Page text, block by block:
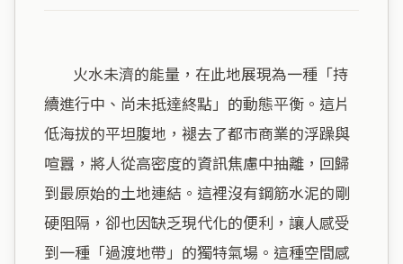
續進行中、尚未抵達終點」的動態平衡。這片
低海拔的平坦腹地，褪去了都市商業的浮躁與
喧囂，將人從高密度的資訊焦慮中抽離，回歸
到最原始的土地連結。這裡沒有鋼筋水泥的剛
硬阻隔，卻也因缺乏現代化的便利，讓人感受
到一種「過渡地帶」的獨特氣場。這種空間感